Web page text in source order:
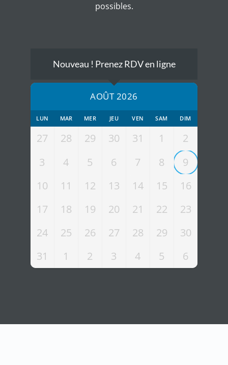
Nouveau ! Prenez RDV en ligne
AOÛT 2026
LUN MAR MER JEU VEN SAM DIM
27 28 29 30 31 1
2
3
4 5 6 7 8
9
10
11 12 13 14 15
16
17
18 19 20 21 22
23
24
25 26 27 28 29
30
31
1 2 3 4 5 6
possibles.